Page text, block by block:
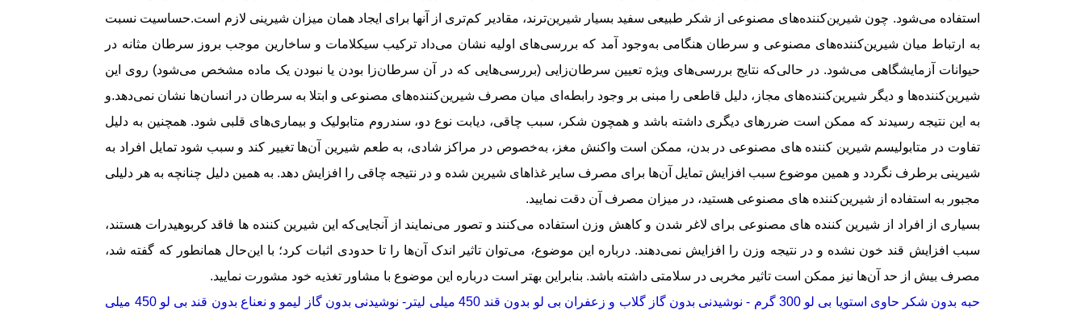
استفاده می‌شود. چون شیرین‌کننده‌های مصنوعی از شکر طبیعی سفید بسیار شیرین‌ترند، مقادیر کم‌تری از آنها برای ایجاد همان میزان شیرینی لازم است.حساسیت نسبت
به ارتباط میان شیرین‌کننده‌های مصنوعی و سرطان هنگامی به‌وجود آمد که بررسی‌های اولیه نشان می‌داد ترکیب سیکلامات و ساخارین موجب بروز سرطان مثانه در
حیوانات آزمایشگاهی می‌شود. در حالی‌که نتایج بررسی‌های ویژه تعیین سرطان‌زایی (بررسی‌هایی که در آن سرطان‌زا بودن یا نبودن یک ماده مشخص می‌شود) روی این
شیرین‌کننده‌ها و دیگر شیرین‌کننده‌های مجاز، دلیل قاطعی را مبنی بر وجود رابطه‌ای میان مصرف شیرین‌کننده‌های مصنوعی و ابتلا به سرطان در انسان‌ها نشان نمی‌دهد.و
به این نتیجه رسیدند که ممکن است ضررهای دیگری داشته باشد و همچون شکر، سبب چاقی، دیابت نوع دو، سندروم متابولیک و بیماری‌های قلبی شود. همچنین به دلیل
تفاوت در متابولیسم شیرین کننده های مصنوعی در بدن، ممکن است واکنش مغز، به‌خصوص در مراکز شادی، به طعم شیرین آن‌ها تغییر کند و سبب شود تمایل افراد به
شیرینی برطرف نگردد و همین موضوع سبب افزایش تمایل آن‌ها برای مصرف سایر غذاهای شیرین شده و در نتیجه چاقی را افزایش دهد. به همین دلیل چنانچه به هر دلیلی
مجبور به استفاده از شیرین‌کننده‌ های مصنوعی هستید، در میزان مصرف آن دقت نمایید.
بسیاری از افراد از شیرین کننده های مصنوعی برای لاغر شدن و کاهش وزن استفاده می‌کنند و تصور می‌نمایند از آنجایی‌که این شیرین کننده ها فاقد کربوهیدرات هستند،
سبب افزایش قند خون نشده و در نتیجه وزن را افزایش نمی‌دهند. درباره این موضوع، می‌توان تاثیر اندک آن‌ها را تا حدودی اثبات کرد؛ با این‌حال همانطور که گفته شد،
مصرف بیش از حد آن‌ها نیز ممکن است تاثیر مخربی در سلامتی داشته باشد. بنابراین بهتر است درباره این موضوع با مشاور تغذیه خود مشورت نمایید.
حبه بدون شکر حاوی استویا بی لو 300 گرم
- نوشیدنی بدون گاز گلاب و زعفران بی لو بدون قند 450 میلی لیتر -
نوشیدنی بدون گاز لیمو و نعناع بدون قند بی لو 450 میلی